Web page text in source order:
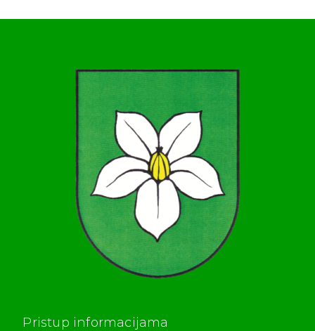
Pristup informacijama